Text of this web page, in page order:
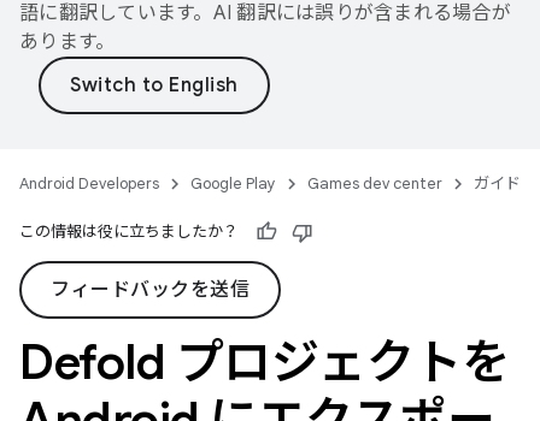
語に翻訳しています。AI 翻訳には誤りが含まれる場合が
あります。
Android Developers Google Play Games dev center ガイド
この情報は役に立ちましたか？
フィードバックを送信
Defold プロジェクトを